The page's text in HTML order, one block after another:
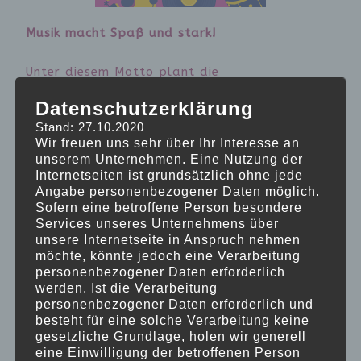
Musik macht Spaß und stark!
Unter diesem Motto plant die
Kooperation mit der Musikschule für das Jahr
2022 für Krippe, Kindergarten und Hort.
Ermöglicht wird diese durch die Initiative des
Elternbeirates, des Engagements der KiTa
Zauberwald und durch die finanzielle
Unterstützung des Fördervereins. Werdet auch
Ihr Mitglied und unterstützt dieses sowie
zahlreiche weitere Projekte, die unseren
Kindern zu Gute kommen!
WEITERE PROJEKTE, DIE DURCH DEN
Datenschutzerklärung
Stand: 27.10.2020
Wir freuen uns sehr über Ihr Interesse an
unserem Unternehmen. Eine Nutzung der
Internetseiten ist grundsätzlich ohne jede
Angabe personenbezogener Daten möglich.
Sofern eine betroffene Person besondere
Services unseres Unternehmens über
unsere Internetseite in Anspruch nehmen
möchte, könnte jedoch eine Verarbeitung
personenbezogener Daten erforderlich
werden. Ist die Verarbeitung
personenbezogener Daten erforderlich und
besteht für eine solche Verarbeitung keine
gesetzliche Grundlage, holen wir generell
eine Einwilligung der betroffenen Person